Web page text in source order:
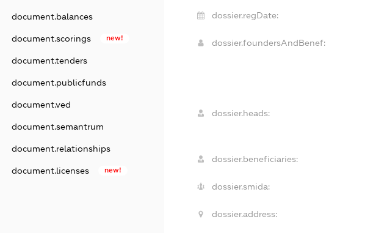
document.balances
document.scorings new!
document.tenders
document.publicfunds
document.ved
document.semantrum
document.relationships
document.licenses new!
dossier.regDate:
dossier.foundersAndBenef:
dossier.heads:
dossier.beneficiaries:
dossier.smida:
dossier.address: